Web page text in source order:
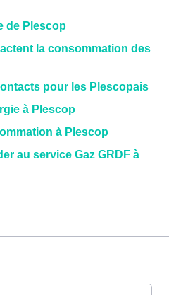
de Plescop
la consommation des
pour les Plescopais
à Plescop
à Plescop
au service Gaz GRDF à